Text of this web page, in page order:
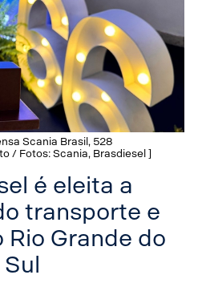
Scania Brasil, 528
/ Fotos: Scania, Brasdiesel ]
é eleita a
transporte e
Rio Grande do
Sul